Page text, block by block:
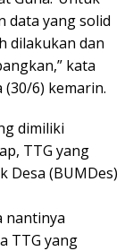
data yang solid
dilakukan dan
kata
(30/6) kemarin.
dimiliki
TTG yang
Desa (BUMDes)
nantinya
TTG yang